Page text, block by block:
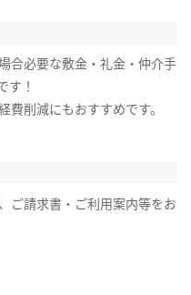
合必要な敷金・礼金・仲介手
す！
費削減にもおすすめです。
ご請求書・ご利用案内等をお